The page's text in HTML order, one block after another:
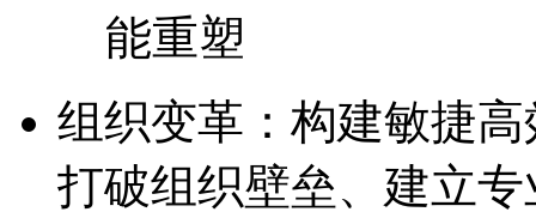
能重塑
组织变革：构建敏
打破组织壁垒、建立